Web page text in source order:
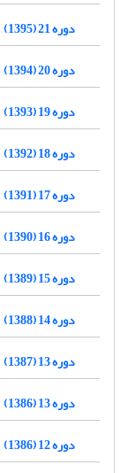
دوره 21 (1395)
دوره 20 (1394)
دوره 19 (1393)
دوره 18 (1392)
دوره 17 (1391)
دوره 16 (1390)
دوره 15 (1389)
دوره 14 (1388)
دوره 13 (1387)
دوره 13 (1386)
دوره 12 (1386)